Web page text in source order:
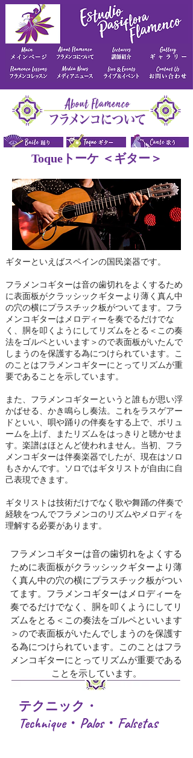
Toqueトーケ ＜ギター＞
ギターといえばスペインの国民楽器です。
フラメンコギターは音の歯切れをよくするため
に表面板がクラッシックギターより薄く真ん中
の穴の横にプラスチック板がついてます。 フラ
メンコギターはメロディーを奏でるだけでな
く、胴を叩くようにしてリズムをとる＜この奏
法をゴルペといいます＞ので表面板がいたんで
しまうのを保護する為につけられています。 こ
のことはフラメンコギターにとってリズムが重
要であることを示しています。
また、フラメンコギターというと誰もが思い浮
かばせる、かき鳴らし奏法。 これをラスゲアー
ドといい、唄や踊りの伴奏をする上で、ボリュ
ームを上げ、
またリズムをはっきりと聴かせま
す。 楽譜はほとんど使われません。 当初、フラ
メンコギターは伴奏楽器でしたが、現在はソロ
もさかんです。
ソロではギタリストが自由に自
己表現できます。
ギタリストは技術だけでなく歌や舞踊の伴奏で
経験をつんでフラメンコのリズムやメロディを
理解する必要があります。
テクニック・
Technique・Palos・Falsetas
フラメンコギターは音の歯切れをよくする
ために表面板がクラッシックギターより薄
く真ん中の穴の横にプラスチック板がつい
てます。 フラメンコギターはメロディーを
奏でるだけでなく、胴を叩くようにしてリ
ズムをとる＜この奏法をゴルペといいます
＞ので表面板がいたんでしまうのを保護す
る為につけられています。
このことはフラ
メンコギターにとってリズムが重要である
ことを示しています。